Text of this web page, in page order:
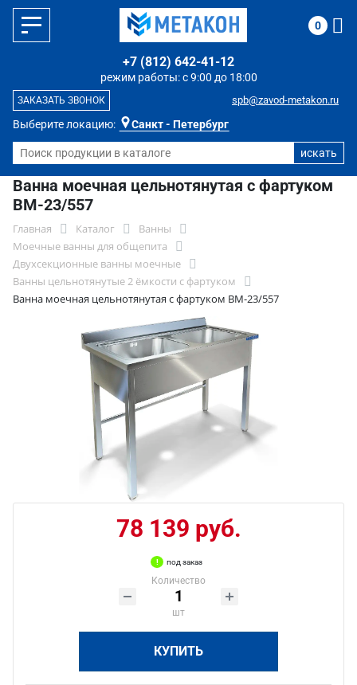
Выберите локацию: Санкт - Петербург
режим работы: с 9:00 до 18:00
+7 (812) 642-41-12
spb@zavod-metakon.ru
ЗАКАЗАТЬ ЗВОНОК
0
Ванна моечная цельнотянутая с фартуком
ВМ-23/557
Главная Каталог
Ванны
Моечные ванны для общепита
Двухсекционные ванны моечные
Ванны цельнотянутые 2 ёмкости с фартуком
Ванна моечная цельнотянутая с фартуком ВМ-23/557
78 139 руб.
под заказ
Количество
шт
КУПИТЬ